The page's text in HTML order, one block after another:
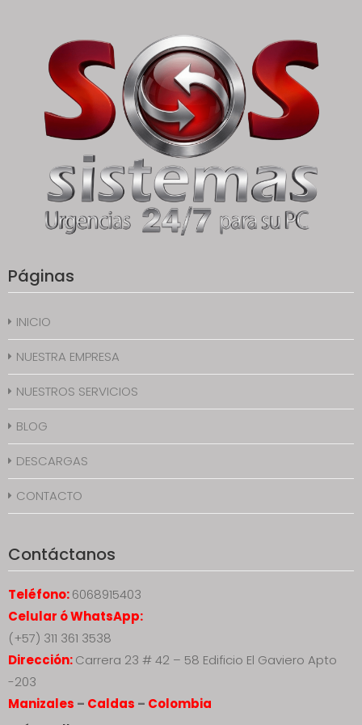
Páginas
INICIO
NUESTRA EMPRESA
NUESTROS SERVICIOS
BLOG
DESCARGAS
CONTACTO
Contáctanos
Teléfono:6068915403
Celular ó WhatsApp:
(+57) 311 361 3538
Dirección:Carrera 23 # 42 – 58 Edificio El Gaviero Apto
-203
Manizales – Caldas – Colombia